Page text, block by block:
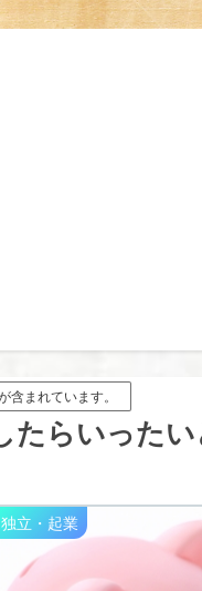
含まれています。
たらいった
独立・起業